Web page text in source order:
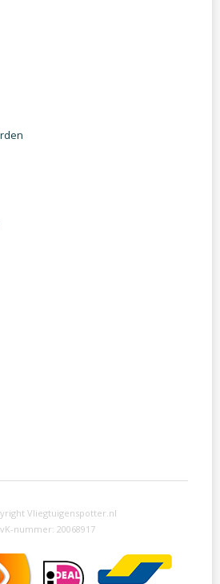
Vliegtuigenspotter.nl
nummer: 20068917